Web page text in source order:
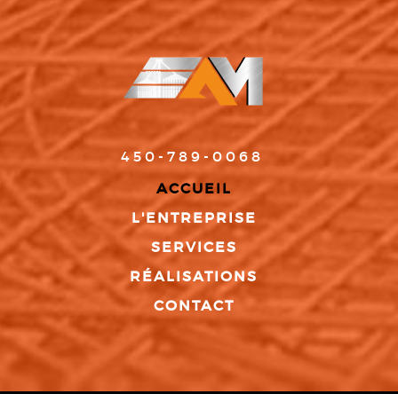
450-789-0068
ACCUEIL
L'ENTREPRISE
SERVICES
RÉALISATIONS
CONTACT